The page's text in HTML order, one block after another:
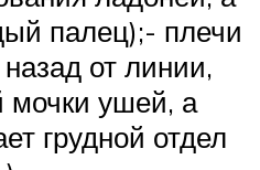
палец);- плечи
от линии,
ушей, а
грудной отдел